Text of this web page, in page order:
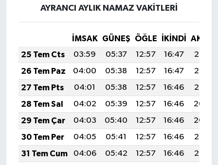
AYRANCI AYLIK NAMAZ VAKITLERI
İMSAK GÜNEŞ ÖĞLE İKINDI
25 Tem Cts
03:59 05:37 12:57 16:47
20:07
26 Tem Paz
04:00 05:38 12:57 16:47
20:06
27 Tem Pts
04:01 05:38 12:57 16:46
20:05
28 Tem Sal
04:02 05:39 12:57 16:46
20:04
29 Tem Çar
04:03 05:40 12:57 16:46
20:04
30 Tem Per
04:05 05:41 12:57 16:46
20:03
31 Tem Cum
04:06 05:42 12:57 16:46
20:02